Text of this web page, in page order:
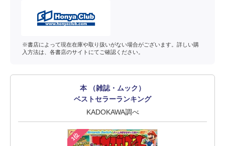
※書店によって現在在庫や取り扱いがない場合がございます。詳しい購
入方法は、各書店のサイトにてご確認ください。
本 （雑誌・ムック）
ベストセラーランキング
KADOKAWA調べ
1位